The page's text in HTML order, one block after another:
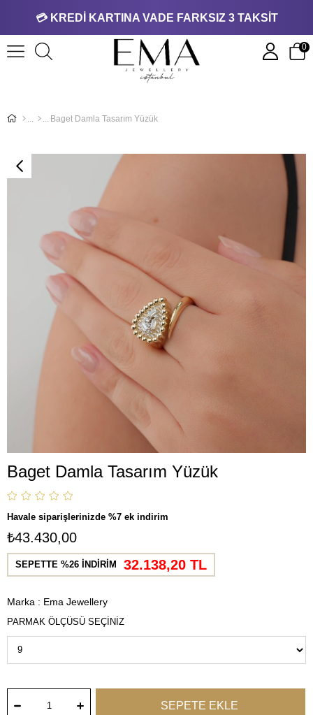
💳 KREDİ KARTINA VADE FARKSIZ 3 TAKSİT
0
Baget Damla Tasarım Yüzük
Baget Damla Tasarım Yüzük
Havale siparişlerinizde %7 ek indirim
₺43.430,00
SEPETTE %26 İNDİRİM 32.138,20 TL
Marka : Ema Jewellery
PARMAK ÖLÇÜSÜ SEÇİNİZ